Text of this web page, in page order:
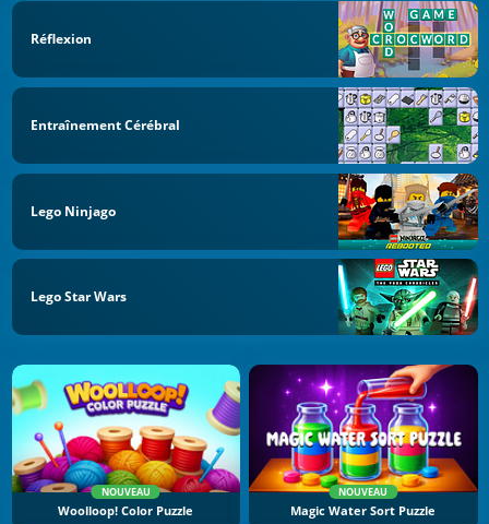
Réflexion
Entraînement Cérébral
Lego Ninjago
Lego Star Wars
NOUVEAU
Woolloop! Color Puzzle
NOUVEAU
Magic Water Sort Puzzle